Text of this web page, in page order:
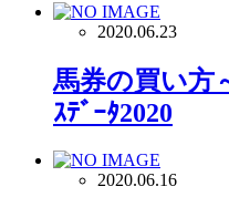
2020.06.23
馬券の買い方
ｽﾃﾞｰﾀ2020
2020.06.16